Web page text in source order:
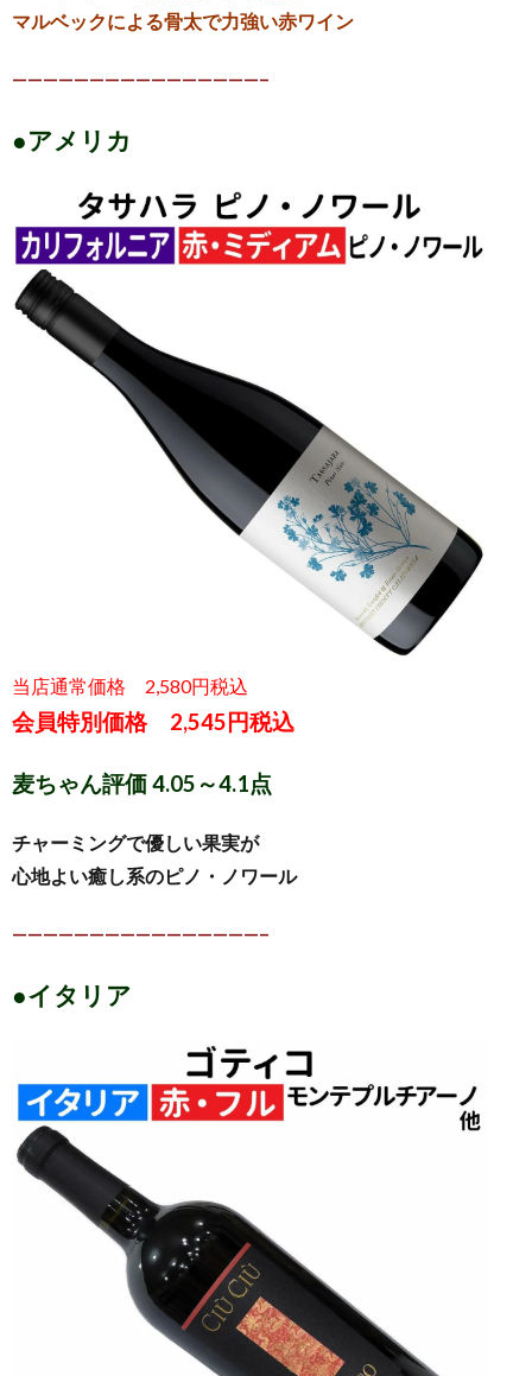
マルベックによる骨太で力強い赤ワイン
————————————————–
●アメリカ
当店通常価格 2,580円税込
会員特別価格 2,545円税込
麦ちゃん評価 4.05～4.1点
チャーミングで優しい果実が
心地よい癒し系のピノ・ノワール
————————————————–
●イタリア